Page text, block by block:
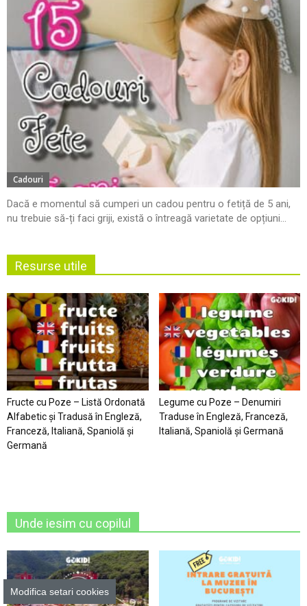
Cadouri
Dacă e momentul să cumperi un cadou pentru o fetiță de 5 ani,
nu trebuie să-ți faci griji, există o întreagă varietate de opțiuni...
Resurse utile
Fructe cu Poze – Listă Ordonată
Alfabetic şi Tradusă în Engleză,
Franceză, Italiană, Spaniolă şi
Germană
Legume cu Poze – Denumiri
Traduse în Engleză, Franceză,
Italiană, Spaniolă şi Germană
Unde iesim cu copilul
Modifica setari cookies